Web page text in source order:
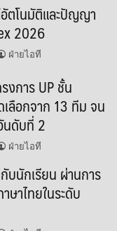
ตโนมัติและปัญญา
2026
ฝ่ายไอที
งการ UP ชั้น
ลือกจาก 13 ทีม จน
นดับที่ 2
ฝ่ายไอที
นักเรียน ผ่านการ
าไทยในระดับ